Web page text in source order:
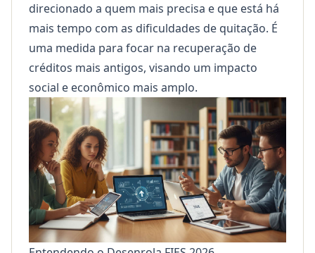
direcionado a quem mais precisa e que está há
mais tempo com as dificuldades de quitação. É
uma medida para focar na recuperação de
créditos mais antigos, visando um impacto
social e econômico mais amplo.